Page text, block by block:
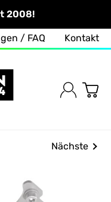
2008!
/ FAQ Kontakt
Nächste